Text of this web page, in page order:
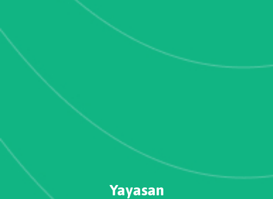
Yayasan